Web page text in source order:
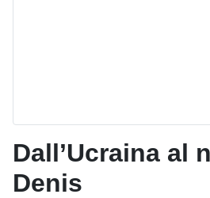
Dall’Ucraina al
Denis